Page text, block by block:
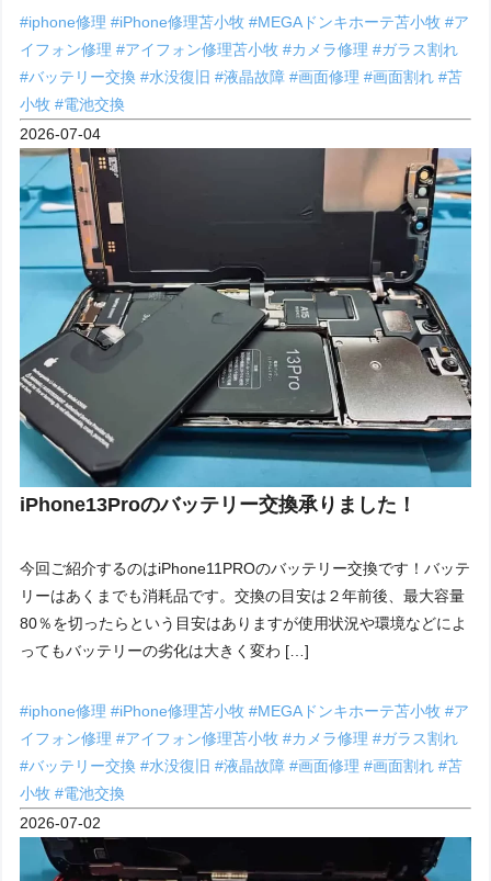
#iphone修理#iPhone修理苫小牧#MEGAドンキホーテ苫小牧#ア
イフォン修理#アイフォン修理苫小牧#カメラ修理#ガラス割れ
#バッテリー交換#水没復旧#液晶故障#画面修理#画面割れ#苫
小牧#電池交換
2026-07-04
iPhone13Proのバッテリー交換承りました！
今回ご紹介するのはiPhone11PROのバッテリー交換です！バッテ
リーはあくまでも消耗品です。交換の目安は２年前後、最大容量
80％を切ったらという目安はありますが使用状況や環境などによ
ってもバッテリーの劣化は大きく変わ […]
#iphone修理#iPhone修理苫小牧#MEGAドンキホーテ苫小牧#ア
イフォン修理#アイフォン修理苫小牧#カメラ修理#ガラス割れ
#バッテリー交換#水没復旧#液晶故障#画面修理#画面割れ#苫
小牧#電池交換
2026-07-02